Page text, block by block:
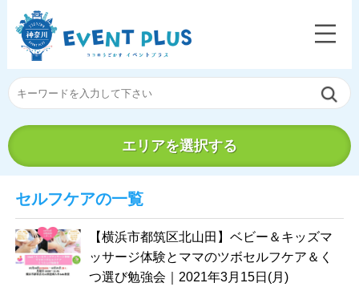
エリアを選択する
セルフケアの一覧
【横浜市都筑区北山田】ベビー＆キッズマ
ッサージ体験とママのツボセルフケア＆く
つ選び勉強会｜2021年3月15日(月)